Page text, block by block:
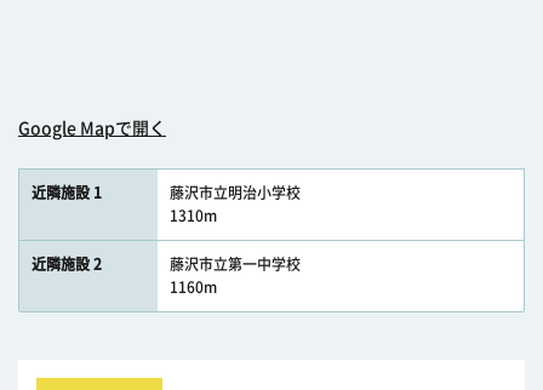
Google Mapで開く
近隣施設 1
藤沢市立明治小学校
1310m
近隣施設 2
藤沢市立第一中学校
1160m